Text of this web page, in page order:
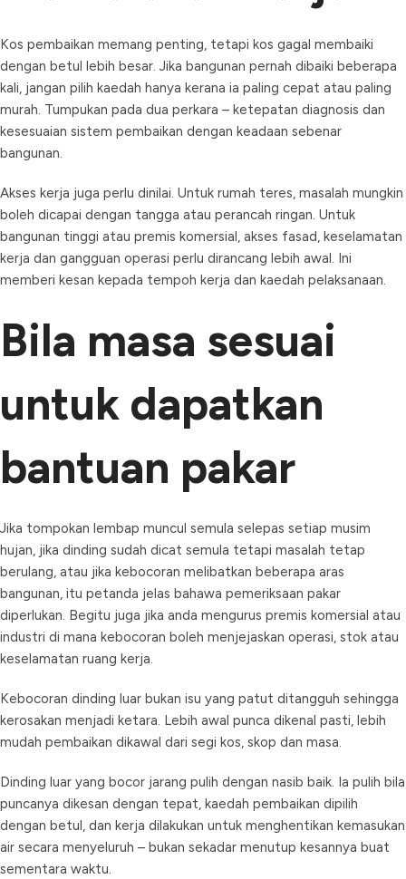
Kos pembaikan memang penting, tetapi kos gagal membaiki
dengan betul lebih besar. Jika bangunan pernah dibaiki beberapa
kali, jangan pilih kaedah hanya kerana ia paling cepat atau paling
murah. Tumpukan pada dua perkara – ketepatan diagnosis dan
kesesuaian sistem pembaikan dengan keadaan sebenar
bangunan.
Akses kerja juga perlu dinilai. Untuk rumah teres, masalah mungkin
boleh dicapai dengan tangga atau perancah ringan. Untuk
bangunan tinggi atau premis komersial, akses fasad, keselamatan
kerja dan gangguan operasi perlu dirancang lebih awal. Ini
memberi kesan kepada tempoh kerja dan kaedah pelaksanaan.
Bila masa sesuai
untuk dapatkan
bantuan pakar
Jika tompokan lembap muncul semula selepas setiap musim
hujan, jika dinding sudah dicat semula tetapi masalah tetap
berulang, atau jika kebocoran melibatkan beberapa aras
bangunan, itu petanda jelas bahawa pemeriksaan pakar
diperlukan. Begitu juga jika anda mengurus premis komersial atau
industri di mana kebocoran boleh menjejaskan operasi, stok atau
keselamatan ruang kerja.
Kebocoran dinding luar bukan isu yang patut ditangguh sehingga
kerosakan menjadi ketara. Lebih awal punca dikenal pasti, lebih
mudah pembaikan dikawal dari segi kos, skop dan masa.
Dinding luar yang bocor jarang pulih dengan nasib baik. Ia pulih bila
puncanya dikesan dengan tepat, kaedah pembaikan dipilih
dengan betul, dan kerja dilakukan untuk menghentikan kemasukan
air secara menyeluruh – bukan sekadar menutup kesannya buat
sementara waktu.